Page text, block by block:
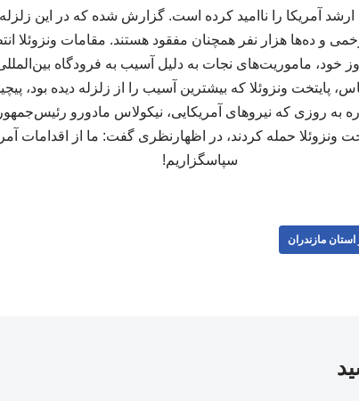
و ده‌ها هزار نفر همچنان مفقود هستند. مقامات ونزوئلا
خود، ماموریت‌های نجات به دلیل آسیب به فرودگاه
پایتخت ونزوئلا که بیشترین آسیب را از زلزله دیده بود،
به روزی که نیروهای آمریکایی، نیکولاس مادورو
سپاسگزاریم!
مازندران